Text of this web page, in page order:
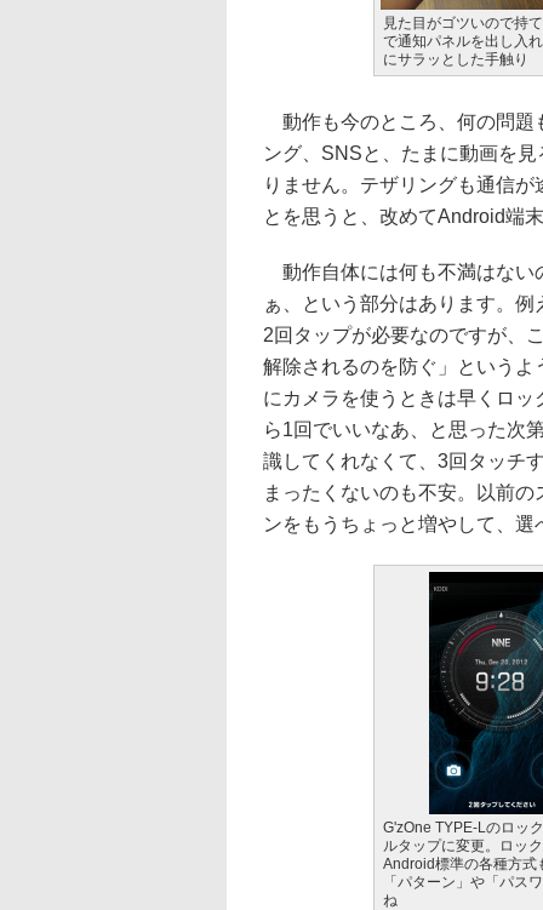
見た目がゴツいので持
で通知パネルを出し入
にサラッとした手触り
動作も今のところ、何の問題
ング、SNSと、たまに動画を
りません。テザリングも通信
とを思うと、改めてAndroid端
動作自体には何も不満はない
ぁ、という部分はあります。
2回タップが必要なのですが、
解除されるのを防ぐ」という
にカメラを使うときは早くロ
ら1回でいいなあ、と思った次
識してくれなくて、3回タッチ
まったくないのも不安。以前
ンをもうちょっと増やして、
G'zOne TYPE-Lのロッ
ルタップに変更。ロッ
Android標準の各種方式
「パターン」や「パス
ね